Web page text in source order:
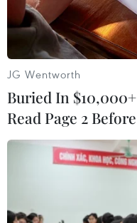
buổi/ngày.
JG Wentworth
Buried In
Read Page 2